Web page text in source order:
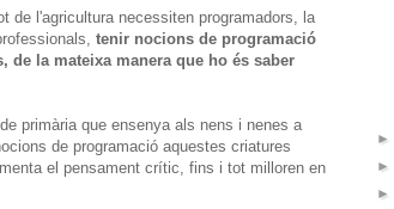
l'agricultura necessiten programadors, la
tenir nocions de programació
la mateixa manera que ho és saber
primària que ensenya als nens i nenes a
de programació aquestes criatures
el pensament crític, fins i tot milloren en
►
►
►